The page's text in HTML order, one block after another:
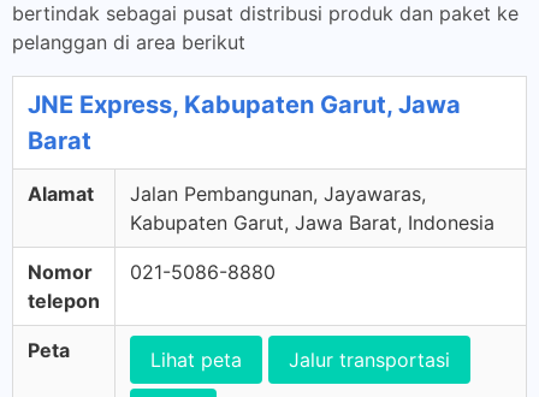
bertindak sebagai pusat distribusi produk dan paket ke
pelanggan di area berikut
JNE Express, Kabupaten Garut, Jawa
Barat
Alamat
Jalan Pembangunan, Jayawaras,
Kabupaten Garut, Jawa Barat, Indonesia
Nomor
telepon
021-5086-8880
Peta Lihat peta Jalur transportasi